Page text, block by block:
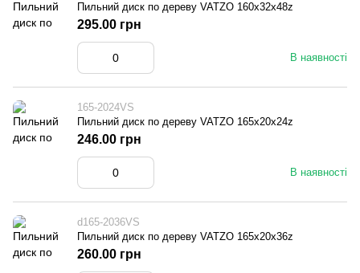
Пильний диск по дереву VATZO 160x32x48z
В наявності
295.00 грн
165-2024VS
Пильний диск по дереву VATZO 165x20x24z
В наявності
246.00 грн
d165-2036VS
Пильний диск по дереву VATZO 165x20x36z
260.00 грн